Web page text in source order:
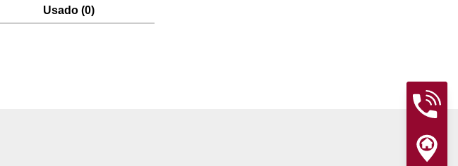
Usado (0)